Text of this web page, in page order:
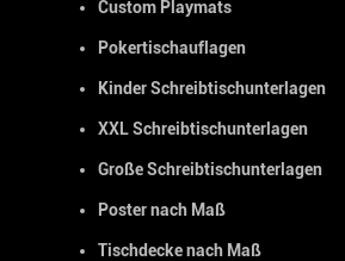
Custom Playmats
Pokertischauflagen
Kinder Schreibtischunterlagen
XXL Schreibtischunterlagen
Große Schreibtischunterlagen
Poster nach Maß
Tischdecke nach Maß